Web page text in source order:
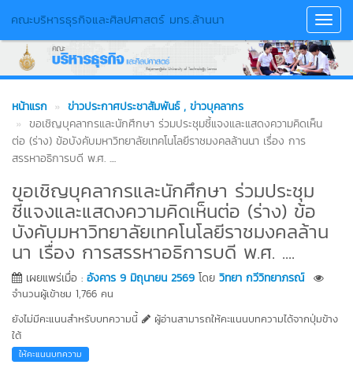
คณะบริหารธุรกิจและศิลปศาสตร์ มทร.ล้านนา
หน้าแรก ข่าวประกาศประชาสัมพันธ์ , ข่าวบุคลากร
ขอเชิญบุคลากรและนักศึกษา ร่วมประชุมชี้แจงและแสดงความคิดเห็น
ต่อ (ร่าง) ข้อบังคับมหาวิทยาลัยเทคโนโลยีราชมงคลล้านนา เรื่อง การ
สรรหาอธิการบดี พ.ศ. ....
ขอเชิญบุคลากรและนักศึกษา ร่วมประชุม
ชี้แจงและแสดงความคิดเห็นต่อ (ร่าง) ข้อ
บังคับมหาวิทยาลัยเทคโนโลยีราชมงคลล้าน
นา เรื่อง การสรรหาอธิการบดี พ.ศ. ....
เผยแพร่เมื่อ : อังคาร 9 มิถุนายน 2569 โดย วิทยา กวีวิทยาภรณ์
จำนวนผู้เข้าชม 1,766 คน
ยังไม่มีคะแนนสำหรับบทความนี้
ผู้อ่านสามารถให้คะแนนบทความได้จากปุ่มข้าง
ใต้
ให้คะแนนบทความ